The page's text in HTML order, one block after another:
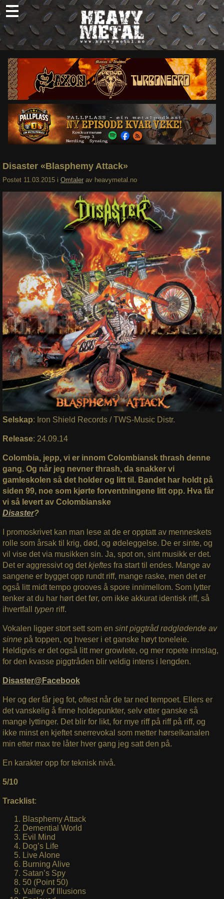
Skip
to
content
Nyheter
Omtaler
Intervjuer
Om oss
Abonner
Søk
Disaster «Blasphemy Attack»
Postet 11.03.2015 i Omtaler av heavymetal.no
Selskap: Iron Shield Records / TWS-Music Distr.
Release: 24.09.14
Colombia, jepp, vi er innom Colombiansk thrash denne
gang. Og når jeg nevner thrash, da snakker vi
gamleskolen så det holder og litt til. Bandet har holdt på
siden 99, noe som kjørte forventningene litt opp. Hva får
vi så levert av Colombianske
Disaster?
I promoskrivet kan man lese at de er opptatt av menneskets
rolle som årsak til krig, død, og ødeleggelse. De er sinte, og
vil vise det via musikken sin. Ja, spot on, sint musikk er det.
Det er aggressivt og detkjeftes fra start til endes. Mange av
sangene er bygget opp rundt riff, mange raske, men det er
også litt midt tempo grooves å spore innimellom. Som lytter
tenker at du har hørt det før, om ikke akkurat identisk riff, så
ihvertfall typen riff.
Vokalen ligger stort sett som en sint piggtråd rødglødende av
sinnepå toppen, og hveser i et ganske høyt toneleie.
Heldigvis er det også litt mer growlete, og mer ropete innslag,
for den kvasse piggtråden blir veldig intens i lengden.
Disaster@Facebook
Her og der får jeg fot, oftest når de tar ned tempoet. Ellers er
det vanskelig å finne holdepunkter, selv etter ganske så
mange lyttinger. Det blir for likt, for mye riff på riff på riff, og
ikke minst en kjeftet snerrevokal som metter hørselkanalen
min etter max tre låter hver gang jeg satt den på.
En karakter opp for teknisk nivå.
5/10
Tracklist:
Blasphemy Attack
Demential World
Evil Mind
Dog’s Life
Live Alone
Burning Alive
Satan’s Spy
50 (Point 50)
Valley Of Illusions